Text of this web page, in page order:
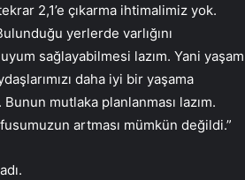
2,1’e çıkarma ihtimalimiz yok.
yerlerde varlığını
sağlayabilmesi lazım. Yani yaşam
daha iyi bir yaşama
mutlaka planlanması lazım.
artması mümkün değildi.”